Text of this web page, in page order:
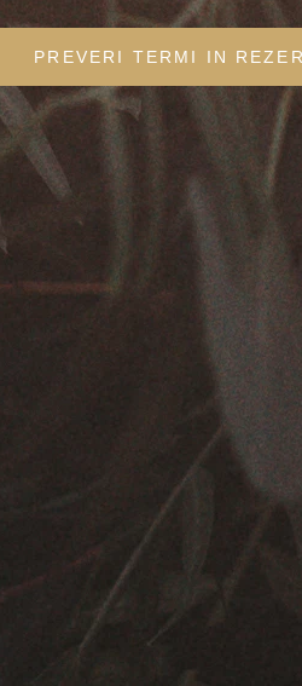
PREVERI TERMI IN